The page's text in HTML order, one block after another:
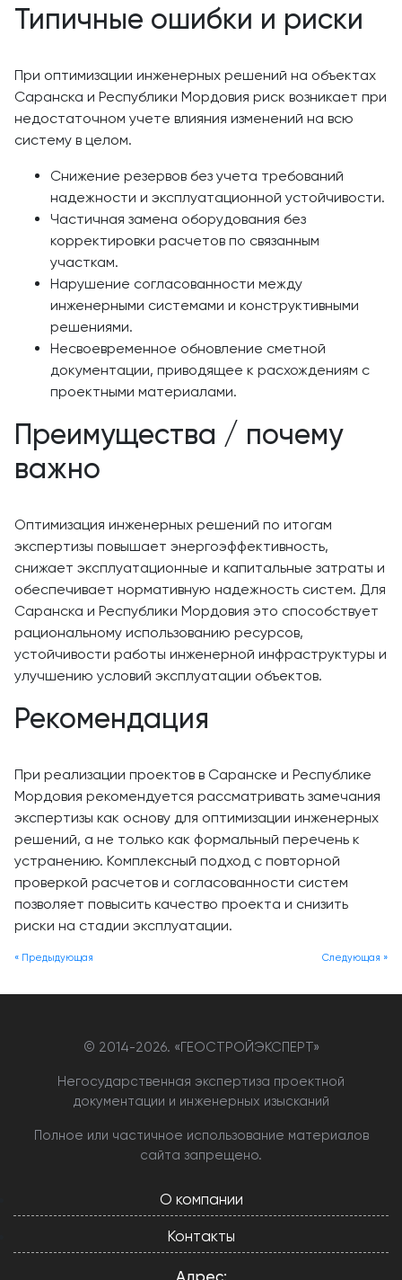
Типичные ошибки и риски
При оптимизации инженерных решений на объектах
Саранска и Республики Мордовия риск возникает при
недостаточном учете влияния изменений на всю
систему в целом.
Снижение резервов без учета требований
надежности и эксплуатационной устойчивости.
Частичная замена оборудования без
корректировки расчетов по связанным
участкам.
Нарушение согласованности между
инженерными системами и конструктивными
решениями.
Несвоевременное обновление сметной
документации, приводящее к расхождениям с
проектными материалами.
Преимущества / почему
важно
Оптимизация инженерных решений по итогам
экспертизы повышает энергоэффективность,
снижает эксплуатационные и капитальные затраты и
обеспечивает нормативную надежность систем. Для
Саранска и Республики Мордовия это способствует
рациональному использованию ресурсов,
устойчивости работы инженерной инфраструктуры и
улучшению условий эксплуатации объектов.
Рекомендация
При реализации проектов в Саранске и Республике
Мордовия рекомендуется рассматривать замечания
экспертизы как основу для оптимизации инженерных
решений, а не только как формальный перечень к
устранению. Комплексный подход с повторной
проверкой расчетов и согласованности систем
позволяет повысить качество проекта и снизить
риски на стадии эксплуатации.
Следующая »
« Предыдующая
© 2014-2026. «ГЕОСТРОЙЭКСПЕРТ»
Негосударственная экспертиза проектной
документации и инженерных изысканий
Полное или частичное использование материалов
сайта запрещено.
О компании
Контакты
Адрес: